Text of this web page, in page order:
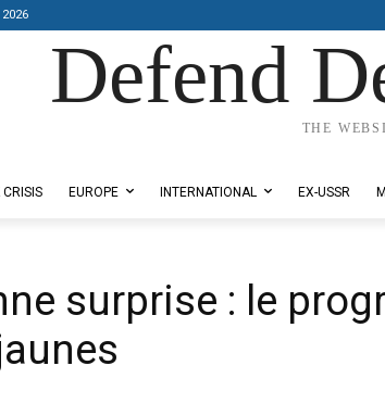
Defend
THE
CRISIS EUROPE INTERNATIONAL EX-USSR
surprise : le